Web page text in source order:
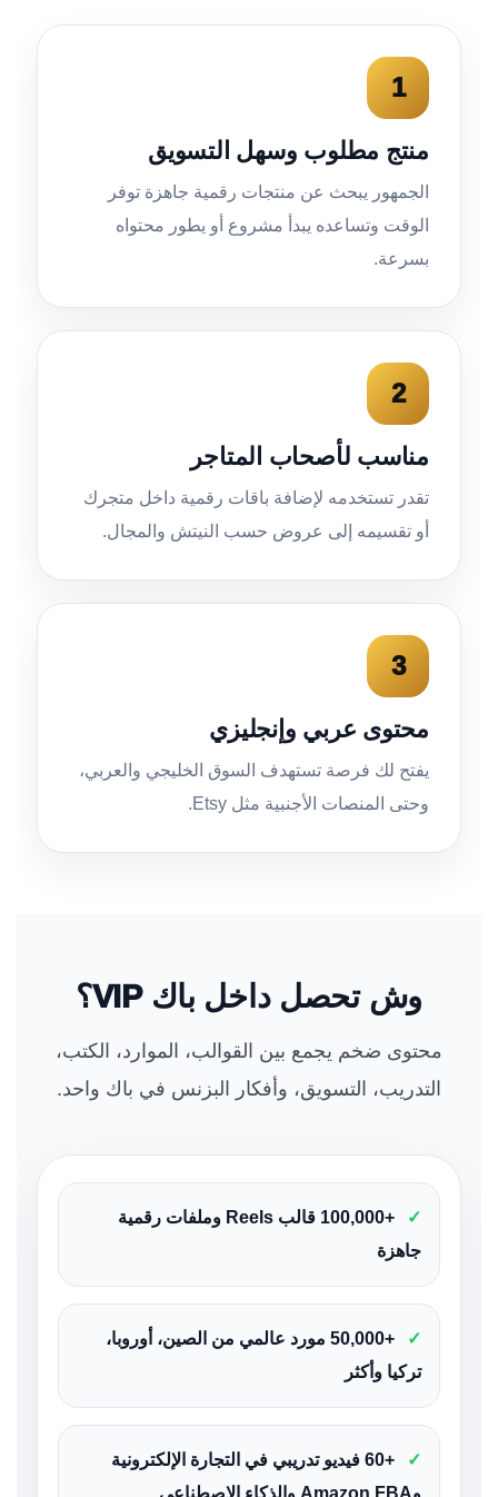
1
منتج مطلوب وسهل التسويق
الجمهور يبحث عن منتجات رقمية جاهزة توفر
الوقت وتساعده يبدأ مشروع أو يطور محتواه
بسرعة.
2
مناسب لأصحاب المتاجر
تقدر تستخدمه لإضافة باقات رقمية داخل متجرك
أو تقسيمه إلى عروض حسب النيتش والمجال.
3
محتوى عربي وإنجليزي
يفتح لك فرصة تستهدف السوق الخليجي والعربي،
وحتى المنصات الأجنبية مثل Etsy.
وش تحصل داخل باك VIP؟
محتوى ضخم يجمع بين القوالب، الموارد، الكتب،
التدريب، التسويق، وأفكار البزنس في باك واحد.
✓
+100,000 قالب Reels وملفات رقمية
جاهزة
✓
+50,000 مورد عالمي من الصين، أوروبا،
تركيا وأكثر
✓
+60 فيديو تدريبي في التجارة الإلكترونية
وAmazon FBA والذكاء الاصطناعي